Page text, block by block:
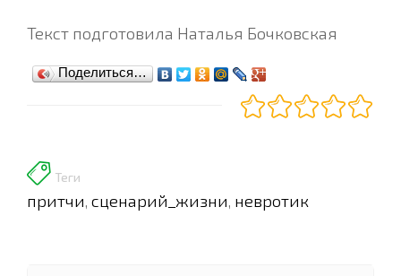
Текст подготовила Наталья Бочковская
Поделиться…
Теги
притчи, сценарий_жизни, невротик